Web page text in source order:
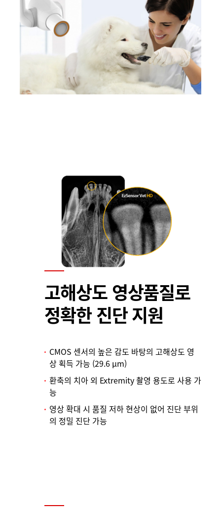
고해상도 영상품질로
정확한 진단 지원
CMOS 센서의 높은 감도 바탕의 고해상도 영
상 획득 가능 (29.6 µm)
환축의 치아 외 Extremity 촬영 용도로 사용 가
능
영상 확대 시 품질 저하 현상이 없어 진단 부위
의 정밀 진단 가능